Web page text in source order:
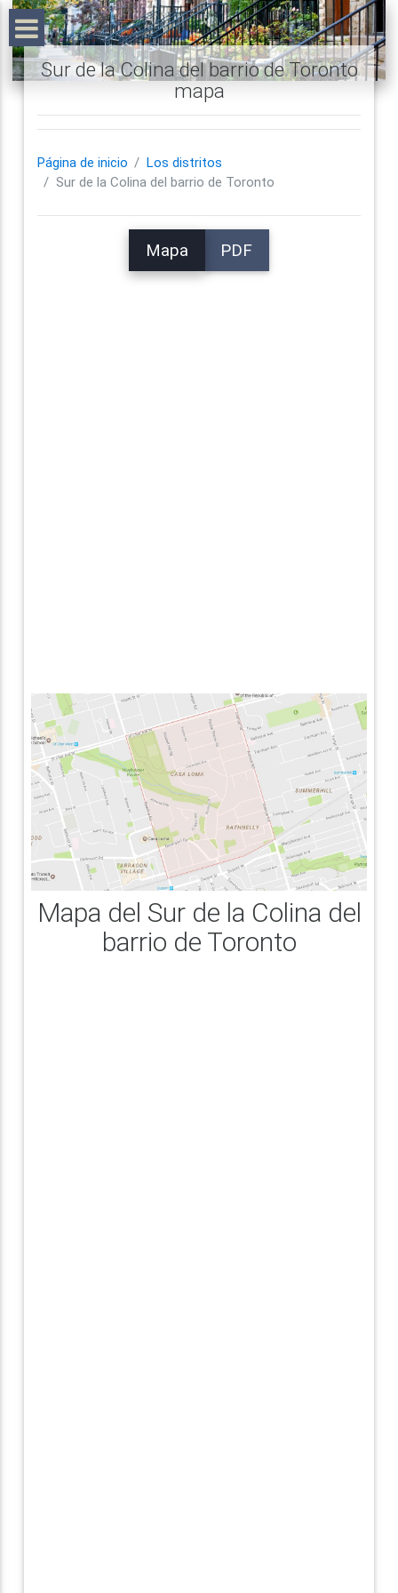
Sur de la Colina del barrio de Toronto
mapa
Página de inicio
Los distritos
Sur de la Colina del barrio de Toronto
Mapa PDF
Mapa del Sur de la Colina del
barrio de Toronto